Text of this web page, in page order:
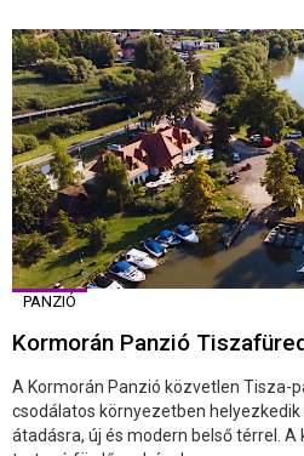
PANZIÓ
Kormorán Panzió
A Kormorán Panzió közvetlen Tisza-
csodálatos környezetben
átadásra, új és modern belső térrel.